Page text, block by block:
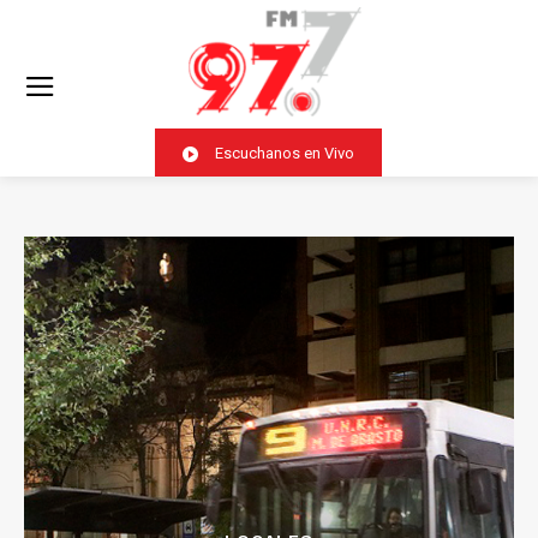
Escuchanos en Vivo